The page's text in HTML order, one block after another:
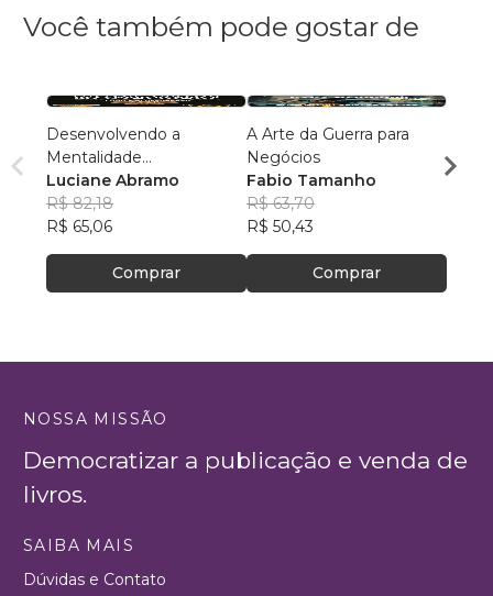
Você também pode gostar de
Desenvolvendo a
Mentalidade
Empreendedora
Luciane Abramo
R$ 82,18
R$ 65,06
Comprar
A Arte da Guerra para
Negócios
Fabio Tamanho
R$ 63,70
R$ 50,43
Comprar
R$
NOSSA MISSÃO
Democratizar a publicação e venda de
livros.
SAIBA MAIS
Dúvidas e Contato